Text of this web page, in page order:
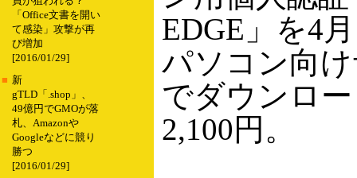
「Office文書を開い
て感染」攻撃が再
び増加
[2016/01/29]
■ 新
gTLD「.shop」、
49億円でGMOが落
札、Amazonや
Googleなどに競り
勝つ
[2016/01/29]
EDGE」を4
パソコン向
でダウンロ
2,100円。